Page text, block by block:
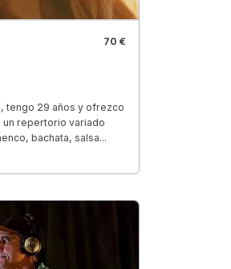
70 €
tengo 29 años y ofrezco
un repertorio variado
bachata, salsa...